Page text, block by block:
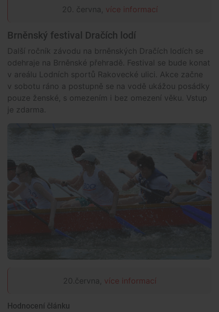
20. června, více informací
Brněnský festival Dračích lodí
Další ročník závodu na brněnských Dračích lodích se
odehraje na Brněnské přehradě. Festival se bude konat
v areálu Lodních sportů Rakovecké ulici. Akce začne
v sobotu ráno a postupně se na vodě ukážou posádky
pouze ženské, s omezením i bez omezení věku. Vstup
je zdarma.
20.června, více informací
Hodnocení článku